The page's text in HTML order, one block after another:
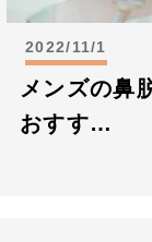
2022/11/1
メンズの鼻
おすす…